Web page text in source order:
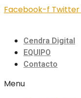
Facebook-f Twitter
Cendra Digital
EQUIPO
Contacto
Menu